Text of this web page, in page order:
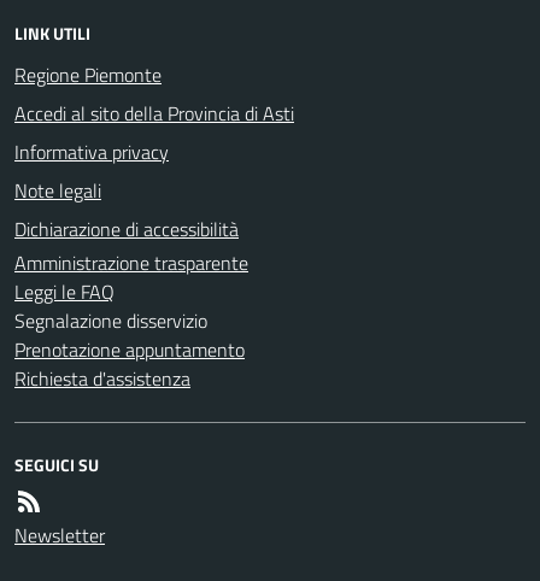
LINK UTILI
Regione Piemonte
Accedi al sito della Provincia di Asti
Informativa privacy
Note legali
Dichiarazione di accessibilità
Amministrazione trasparente
Leggi le FAQ
Segnalazione disservizio
Prenotazione appuntamento
Richiesta d'assistenza
SEGUICI SU
Newsletter